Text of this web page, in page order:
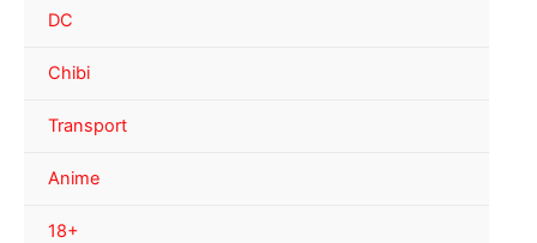
DC
Chibi
Transport
Anime
18+